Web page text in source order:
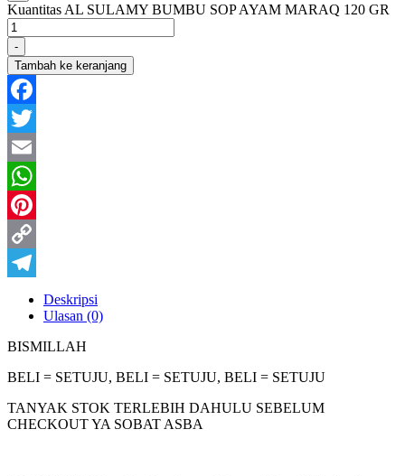
Kuantitas AL SULAMY BUMBU SOP AYAM MARAQ 120 GR
-
Tambah ke keranjang
Facebook
Twitter
Email
WhatsApp
Pinterest
Copy
Telegram
Deskripsi
Ulasan (0)
BISMILLAH
BELI = SETUJU, BELI = SETUJU, BELI = SETUJU
TANYAK STOK TERLEBIH DAHULU SEBELUM
CHECKOUT YA SOBAT ASBA